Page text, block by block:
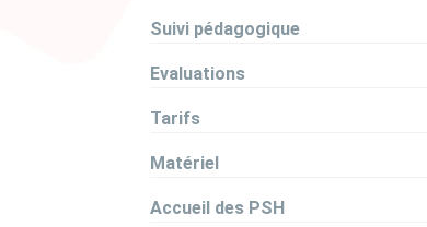
Suivi pédagogique
Evaluations
Tarifs
Matériel
Accueil des PSH